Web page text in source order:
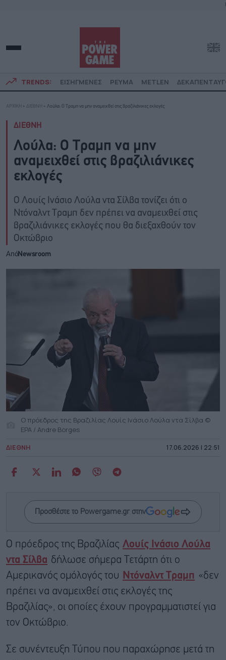
TRENDS: ΕΙΣΗΓΜΕΝΕΣ ΡΕΥΜΑ METLEN
ΑΡΧΙΚΗ » ΔΙΕΘΝΗ » Λούλα: Ο Τραμπ να μην αναμειχθεί στις βραζιλιάνικες εκλογές
ΔΙΕΘΝΗ
Λούλα: Ο Τραμπ να μην
αναμειχθεί στις βραζιλιάνικες
εκλογές
Ο Λουίς Ινάσιο Λούλα ντα Σίλβα τονίζει ότι ο
Ντόναλντ Τραμπ δεν πρέπει να αναμειχθεί στις
βραζιλιάνικες εκλογές που θα διεξαχθούν τον
Οκτώβριο
ΑπόNewsroom
Ο πρόεδρος της Βραζιλίας Λουίς Ινάσιο Λούλα ντα Σίλβα ©
EPA / Andre Borges
ΔΙΕΘΝΗ 17.06.2026 | 22:51
Προσθέστε το Powergame.gr στην
Ο πρόεδρος της Βραζιλίας Λουίς Ινάσιο Λούλα
ντα Σίλβα δήλωσε σήμερα Τετάρτη ότι ο
Αμερικανός ομόλογός του
Ντόναλντ Τραμπ «δεν
πρέπει να αναμειχθεί στις εκλογές της
Βραζιλίας», οι οποίες έχουν προγραμματιστεί για
τον Οκτώβριο.
Σε συνέντευξη Τύπου που παραχώρησε μετά τη